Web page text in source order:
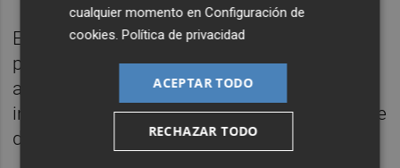
En el arranque de la sesión, ArcelorMittal se
presentaba como el valor más destacado al
alza, ya que registraba una subida del 4,1%
instantes después de la apertura, por delante
de ACS (+2,6%) y de Solaria (+2,25%).
cualquier momento enConfiguración de
cookies .Política de privacidad
ACEPTAR TODO
RECHAZAR TODO